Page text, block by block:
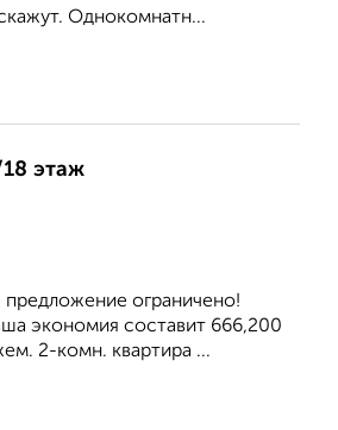
Однокомнатн...
этаж
ограничено!
экономия составит 666,200
2-комн. квартира ...